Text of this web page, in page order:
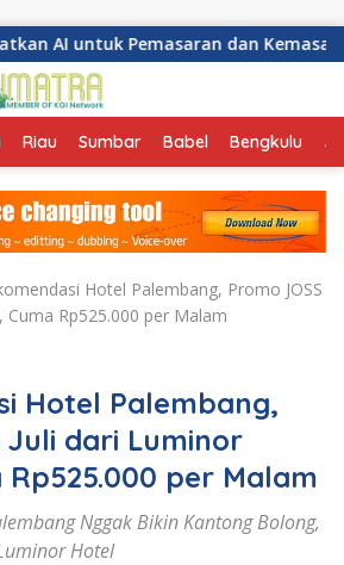
Pemasaran dan Kemasan Produk
Riau Sumbar Babel Bengkulu
Hotel Palembang, Promo JOSS
Cuma Rp525.000 per Malam
Hotel Palembang,
Juli dari Luminor
Rp525.000 per Malam
Nggak Bikin Kantong Bolong,
Hotel